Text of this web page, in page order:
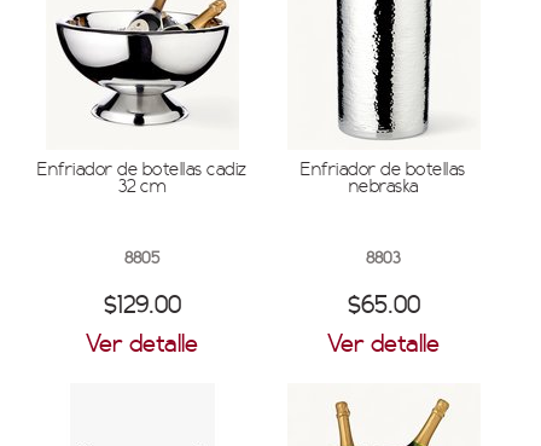
Enfriador de botellas cadiz
32 cm
8805
$129.00
Ver detalle
Enfriador de botellas
nebraska
8803
$65.00
Ver detalle